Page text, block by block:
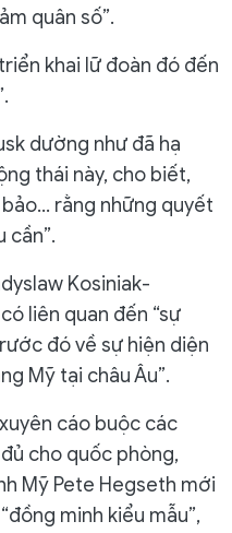
quân số”.
khai lữ đoàn đó đến
dường như đã hạ
thái này, cho biết,
rằng những quyết
cần”.
Kosiniak-
liên quan đến “sự
đó về sự hiện diện
Mỹ tại châu Âu”.
cáo buộc các
cho quốc phòng,
Mỹ Pete Hegseth mới
minh kiểu mẫu”,